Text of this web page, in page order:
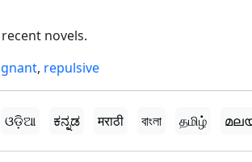
novels.
, repulsive
ଓଡ଼ିଆ ಕನ್ನಡ मराठी বাংলা தமிழ்